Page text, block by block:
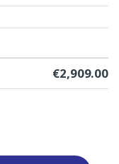
€2,909.00